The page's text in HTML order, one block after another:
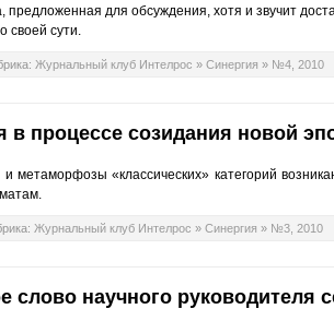
предложенная для обсуждения, хотя и звучит
своей сути.
Журнальный клуб Интелрос » Синергия » №4, 2010
процессе созидания новой
метаморфозы «классических» категорий
Журнальный клуб Интелрос » Синергия » №3, 2010
слово научного руководителя